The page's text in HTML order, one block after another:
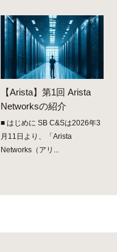
【Arista】第1回 Arista
Networksの紹介
■ はじめに SB C&Sは2026年3
月11日より、「Arista
Networks（アリ...